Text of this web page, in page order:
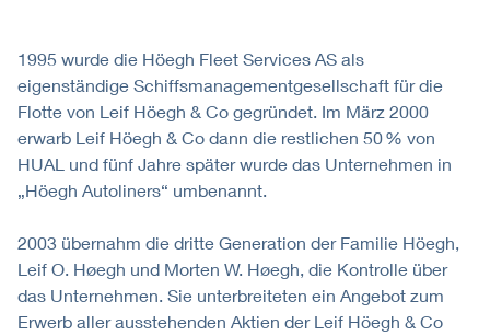
1995 wurde die Höegh Fleet Services AS als
eigenständige Schiffsmanagementgesellschaft für die
Flotte von Leif Höegh & Co gegründet. Im März 2000
erwarb Leif Höegh & Co dann die restlichen 50 % von
HUAL und fünf Jahre später wurde das Unternehmen in
„Höegh Autoliners“ umbenannt.
2003 übernahm die dritte Generation der Familie Höegh,
Leif O. Høegh und Morten W. Høegh, die Kontrolle über
das Unternehmen. Sie unterbreiteten ein Angebot zum
Erwerb aller ausstehenden Aktien der Leif Höegh & Co